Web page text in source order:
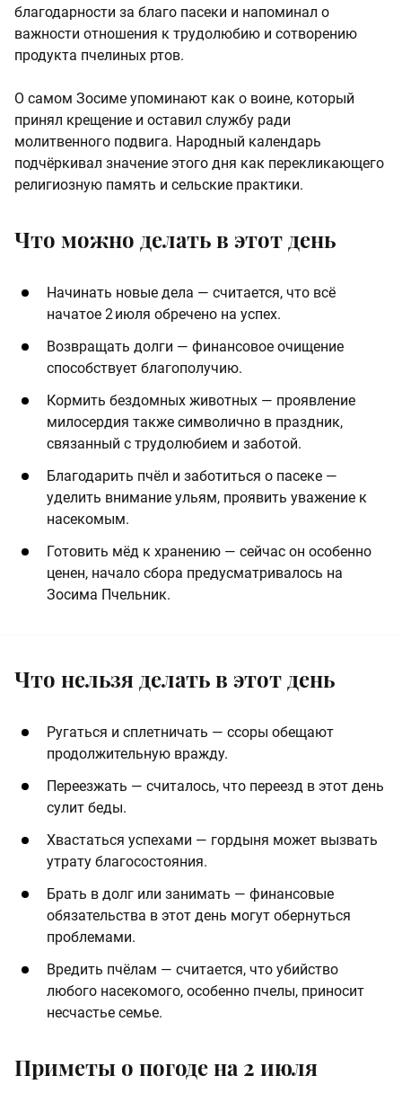
благодарности за благо пасеки и напоминал о
важности отношения к трудолюбию и сотворению
продукта пчелиных ртов.
О самом Зосиме упоминают как о воине, который
принял крещение и оставил службу ради
молитвенного подвига. Народный календарь
подчёркивал значение этого дня как перекликающего
религиозную память и сельские практики.
Что можно делать в этот день
Начинать новые дела — считается, что всё
начатое 2 июля обречено на успех.
Возвращать долги — финансовое очищение
способствует благополучию.
Кормить бездомных животных — проявление
милосердия также символично в праздник,
связанный с трудолюбием и заботой.
Благодарить пчёл и заботиться о пасеке —
уделить внимание ульям, проявить уважение к
насекомым.
Готовить мёд к хранению — сейчас он особенно
ценен, начало сбора предусматривалось на
Зосима Пчельник.
Что нельзя делать в этот день
Ругаться и сплетничать — ссоры обещают
продолжительную вражду.
Переезжать — считалось, что переезд в этот день
сулит беды.
Хвастаться успехами — гордыня может вызвать
утрату благосостояния.
Брать в долг или занимать — финансовые
обязательства в этот день могут обернуться
проблемами.
Вредить пчёлам — считается, что убийство
любого насекомого, особенно пчелы, приносит
несчастье семье.
Приметы о погоде на 2 июля